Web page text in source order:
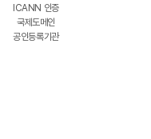
ICANN 인증
국제도메인
공인등록기관